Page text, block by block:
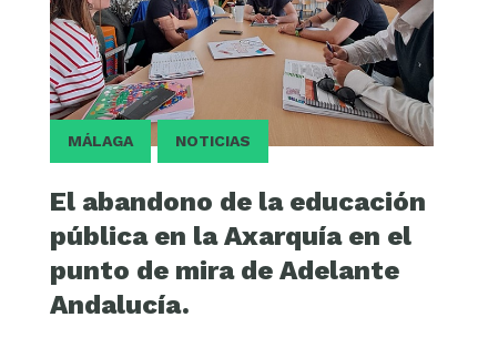
MÁLAGA NOTICIAS
El abandono de la educación
pública en la Axarquía en el
punto de mira de Adelante
Andalucía.